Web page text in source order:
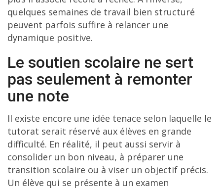
quelques semaines de travail bien structuré
peuvent parfois suffire à relancer une
dynamique positive.
Le soutien scolaire ne sert
pas seulement à remonter
une note
Il existe encore une idée tenace selon laquelle le
tutorat serait réservé aux élèves en grande
difficulté. En réalité, il peut aussi servir à
consolider un bon niveau, à préparer une
transition scolaire ou à viser un objectif précis.
Un élève qui se présente à un examen